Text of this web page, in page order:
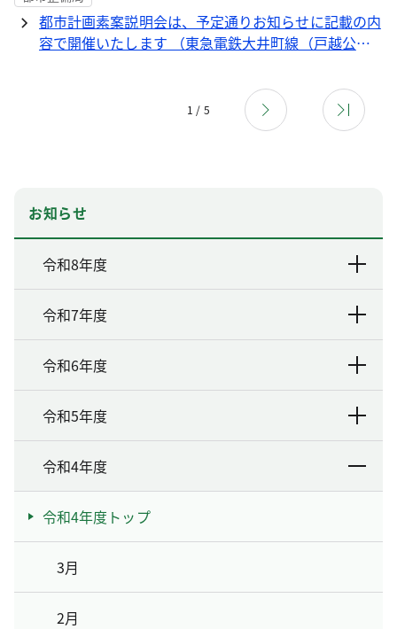
都市計画素案説明会は、予定通りお知らせに記載の内
容で開催いたします （東急電鉄大井町線（戸越公園
1 / 5
お知らせ
令和8年度
令和7年度
令和6年度
令和5年度
令和4年度
令和4年度トップ
3月
2月